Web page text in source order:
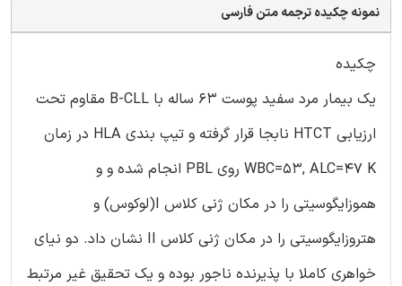
نمونه چکیده ترجمه متن فارسی
چکیده
یک بیمار مرد سفید پوست 63 ساله با B-CLL مقاوم تحت
ارزیابی HTCT نابجا قرار گرفته و تیپ بندی HLA در زمان
WBC=53, ALC=47 K روی PBL انجام شده و و
هموزایگوسیتی را در مکان ژنی کلاس I(لوکوس) و
هتروزایگوسیتی را در مکان ژنی کلاس II نشان داد. دو نیای
خواهری کاملا با پذیرنده ناجور بوده و یک تحقیق غیر مرتبط